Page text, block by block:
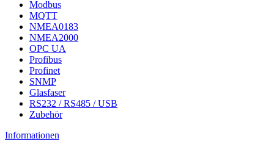
Modbus
MQTT
NMEA0183
NMEA2000
OPC UA
Profibus
Profinet
SNMP
Glasfaser
RS232 / RS485 / USB
Zubehör
Informationen